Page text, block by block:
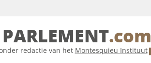
PARLEMENT.com
redactie van het Montesquieu Instituut